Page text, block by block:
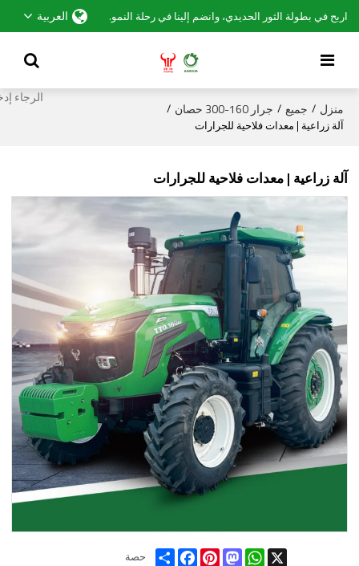
اربح في بطولة الثور الحديدي، وانضم إلينا في رحلة النمو. العربية
منزل / جميع / جرار 160-300 حصان
/
آلة زراعية | معدات فلاحية للجرارات
آلة زراعية | معدات فلاحية للجرارات
حصة Share
FacebookPinterest
MastodonWhatsApp
X